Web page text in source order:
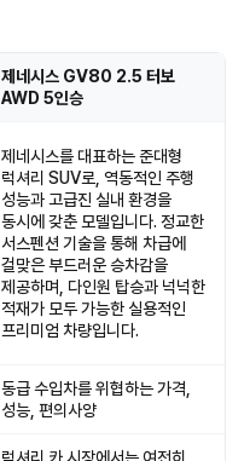
제네시스 GV80 2.5 터보
AWD 5인승
제네시스를 대표하는 준대형
럭셔리 SUV로, 역동적인 주행
성능과 고급진 실내 환경을
동시에 갖춘 모델입니다. 정교한
서스펜션 기술을 통해 차급에
걸맞은 부드러운 승차감을
제공하며, 다인원 탑승과 넉넉한
적재가 모두 가능한 실용적인
프리미엄 차량입니다.
동급 수입차를 위협하는 가격,
성능, 편의사양